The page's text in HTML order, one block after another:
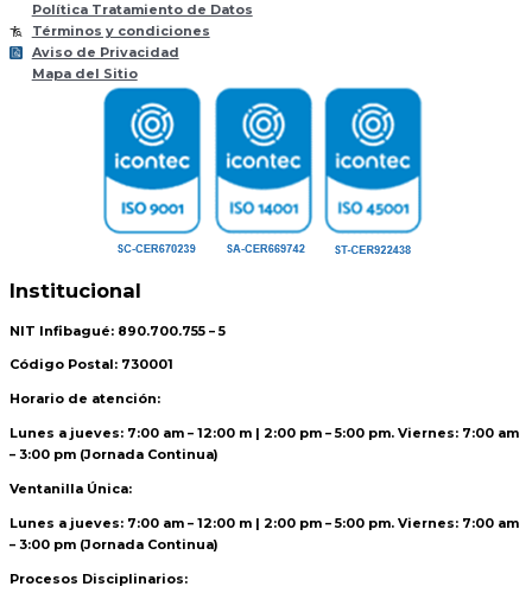
Política Tratamiento de Datos
Términos y condiciones
Aviso de Privacidad
Mapa del Sitio
Institucional
NIT Infibagué: 890.700.755 – 5
Código Postal: 730001
Horario de atención:
Lunes a jueves: 7:00 am – 12:00 m | 2:00 pm – 5:00 pm. Viernes: 7:00 am
– 3:00 pm (Jornada Continua)
Ventanilla Única:
Lunes a jueves: 7:00 am – 12:00 m | 2:00 pm – 5:00 pm. Viernes: 7:00 am
– 3:00 pm (Jornada Continua)
Procesos Disciplinarios: